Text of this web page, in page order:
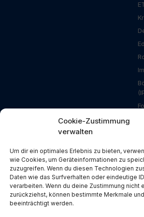
Cookie-Zustimmung
verwalten
Um dir ein optimales Erlebnis zu bieten,
wie Cookies, um Geräteinformationen zu
zuzugreifen. Wenn du diesen Technologien
Daten wie das Surfverhalten oder eindeutige
verarbeiten. Wenn du deine Zustimmung nicht
zurückziehst, können bestimmte Merkmale
beeinträchtigt werden.